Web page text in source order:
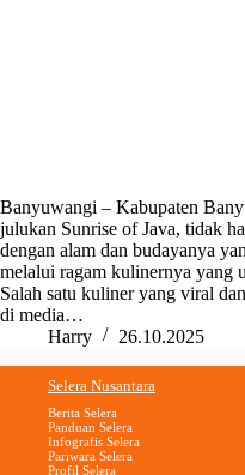
Banyuwangi – Kabupaten
julukan Sunrise of Java, tidak
dengan alam dan budayanya
melalui ragam kulinernya yang
Salah satu kuliner yang viral
di media…
Harry
26.10.2025
Selera Nusantara
Berita Selera
Panduan Selera
Infografis Selera
Pariwara Selera
Profil Selera